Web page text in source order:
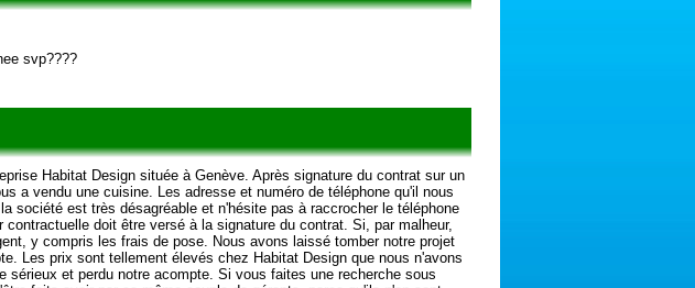
svp????
Habitat Design située à Genève. Après signature du contrat sur un
a vendu une cuisine. Les adresse et numéro de téléphone qu'il nous
société est très désagréable et n'hésite pas à raccrocher le téléphone
doit être versé à la signature du contrat. Si, par malheur,
y compris les frais de pose. Nous avons laissé tomber notre projet
Les prix sont tellement élevés chez Habitat Design que nous n'avons
et perdu notre acompte. Si vous faites une recherche sous